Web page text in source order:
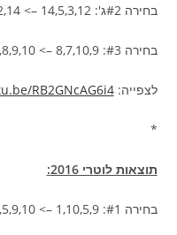
בחירה #2ג': 14,5,3,12 –> 3,5,12,14 (מדורגת #3)
בחירה #3: 8,7,10,9 –> 7,8,9,10 (מדורגת #8)
לצפייה:RB2GNcAG6i4
*
תוצאות לוטרי 2016:
בחירה #1: 1,10,5,9 –> 1,5,9,10 (מדורגת #1)